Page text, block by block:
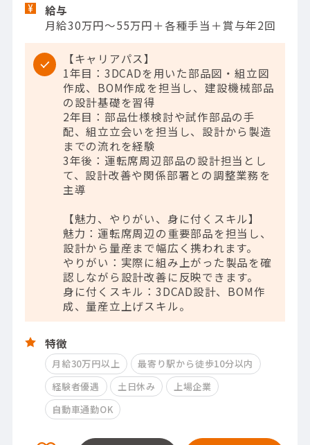
給与
月給30万円～55万円＋各種手当＋賞与年2回
【キャリアパス】
1年目：3DCADを用いた部品図・組立図
作成、BOM作成を担当し、建設機械部品
の設計基礎を習得
2年目：部品仕様検討や試作部品の手
配、組立立会いを担当し、設計から製造
までの流れを経験
3年後：運転席周辺部品の設計担当とし
て、設計改善や関係部署との調整業務を
主導
【魅力、やりがい、身に付くスキル】
魅力：運転席周辺の重要部品を担当し、
設計から量産まで幅広く携われます。
やりがい：実際に組み上がった製品を確
認しながら設計改善に反映できます。
身に付くスキル：3DCAD設計、BOM作
成、量産立上げスキル。
特徴
月給30万円以上
最寄り駅から徒歩10分以内
経験者優遇
土日休み
上場企業
自動車通勤OK